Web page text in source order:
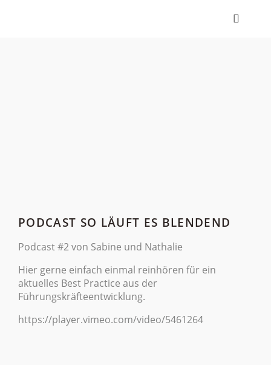
PODCAST SO LÄUFT ES BLENDEND
Podcast #2 von Sabine und Nathalie
Hier gerne einfach einmal reinhören für ein
aktuelles Best Practice aus der
Führungskräfteentwicklung.
https://player.vimeo.com/video/5461264